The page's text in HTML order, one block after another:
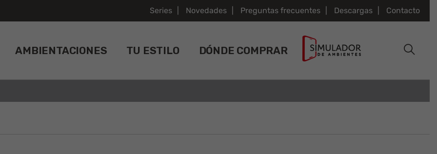
Series Novedades Preguntas frecuentes Descargas Contacto
AMBIENTACIONES TU ESTILO DÓNDE COMPRAR